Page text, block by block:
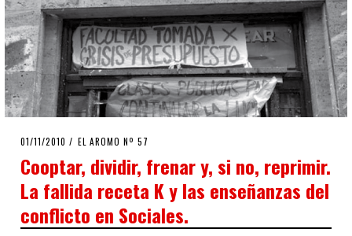
POSTED
01/11/2010 08/08/2020
EL AROMO Nº 57
Cooptar, dividir, frenar y, si no, reprimir.
La fallida receta K y las enseñanzas del
conflicto en Sociales.